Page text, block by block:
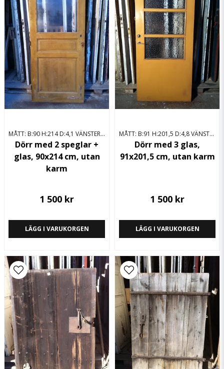
Ja, ni får publicera min fråga
Skicka fråga
MÅTT: B:90 H:214 D:4,1 VÄNSTERHÄNGD
Dörr med 2 speglar +
glas, 90x214 cm, utan
karm
1 500 kr
LÄGG I VARUKORGEN
MÅTT: B:91 H:201,5 D:4,8 VÄNSTERHÄNGD
Dörr med 3 glas,
91x201,5 cm, utan karm
1 500 kr
LÄGG I VARUKORGEN